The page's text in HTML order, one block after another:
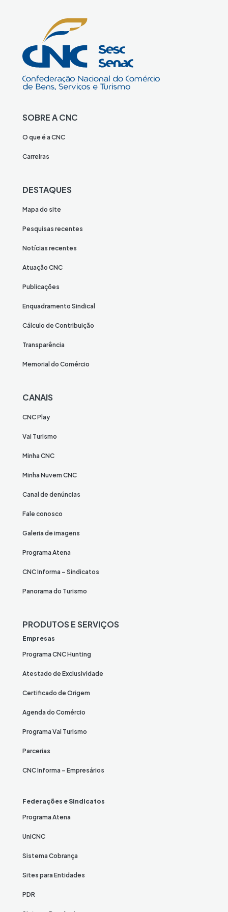
SOBRE A CNC
O que é a CNC
Carreiras
DESTAQUES
Mapa do site
Pesquisas recentes
Notícias recentes
Atuação CNC
Publicações
Enquadramento Sindical
Cálculo de Contribuição
Transparência
Memorial do Comércio
CANAIS
CNC Play
Vai Turismo
Minha CNC
Minha Nuvem CNC
Canal de denúncias
Fale conosco
Galeria de imagens
Programa Atena
CNC Informa – Sindicatos
Panorama do Turismo
PRODUTOS E SERVIÇOS
Empresas
Programa CNC Hunting
Atestado de Exclusividade
Certificado de Origem
Agenda do Comércio
Programa Vai Turismo
Parcerias
CNC Informa – Empresários
Federações e Sindicatos
Programa Atena
UniCNC
Sistema Cobrança
Sites para Entidades
PDR